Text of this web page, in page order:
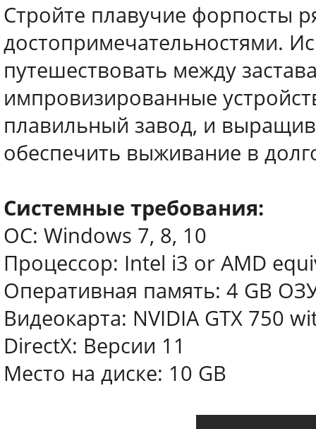
Стройте плавучие форпосты
достопримечательностями.
путешествовать между
импровизированные
плавильный завод, и
обеспечить выживание в
Системные требования:
ОС: Windows 7, 8, 10
Процессор: Intel i3 or AMD
Оперативная память: 4 GB
Видеокарта: NVIDIA GTX 750
DirectX: Версии 11
Место на диске: 10 GB